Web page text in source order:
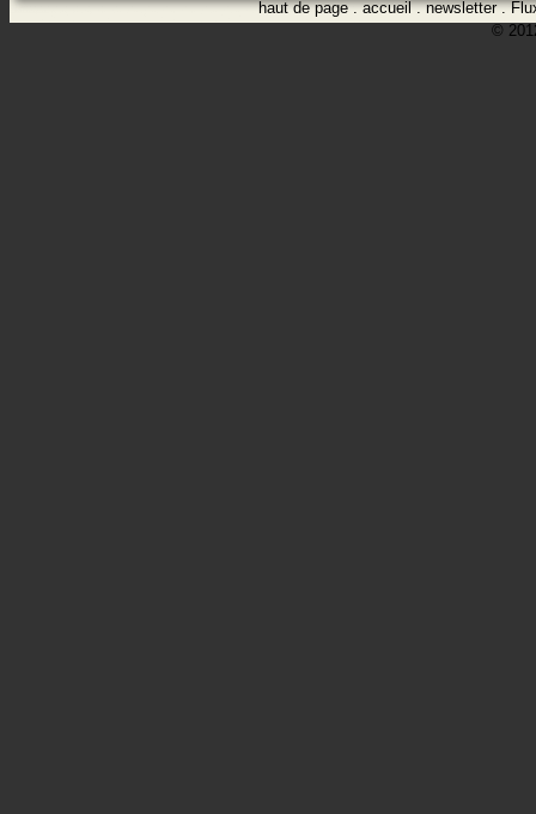
haut de page.accueil.newsletter.
©